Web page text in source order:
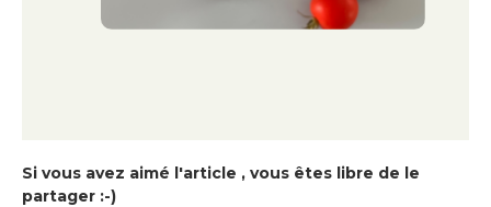
Si vous avez aimé l'article , vous êtes libre de le
partager :-)